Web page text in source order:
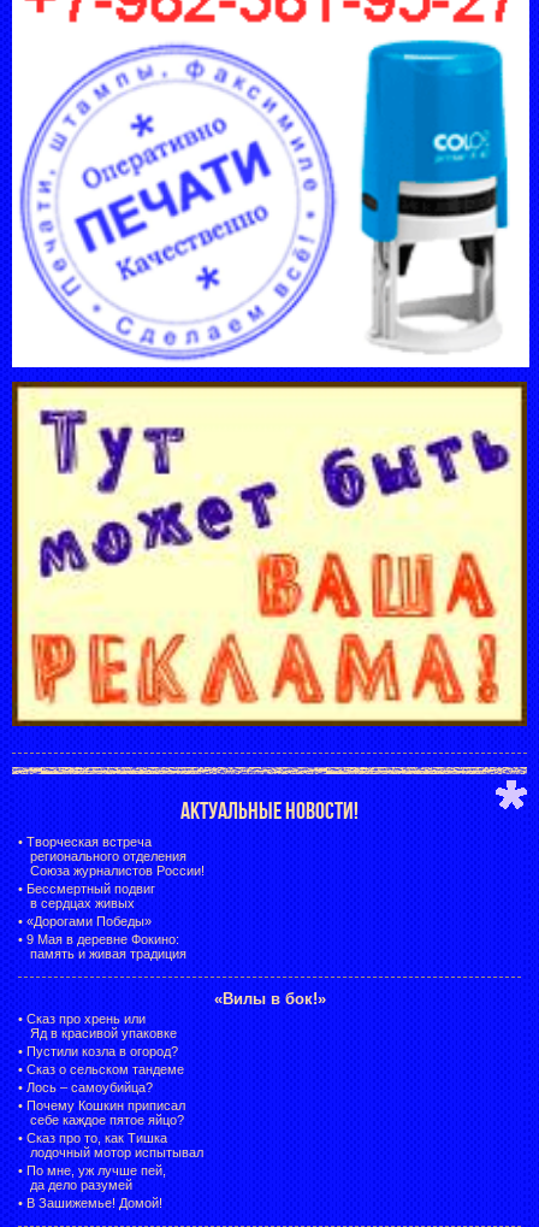
АКТУАЛЬНЫЕ НОВОСТИ!
• Творческая встреча
регионального отделения
Союза журналистов России!
• Бессмертный подвиг
в сердцах живых
• «Дорогами Победы»
• 9 Мая в деревне Фокино:
память и живая традиция
«Вилы в бок!»
• Сказ про хрень или
Яд в красивой упаковке
• Пустили козла в огород?
• Сказ о сельском тандеме
• Лось – самоубийца?
• Почему Кошкин приписал
себе каждое пятое яйцо?
• Сказ про то, как Тишка
лодочный мотор испытывал
• По мне, уж лучше пей,
да дело разумей
• В Зашижемье! Домой!